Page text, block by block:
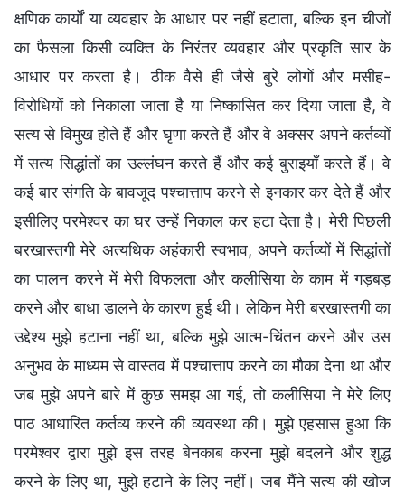
क्षणिक कार्यों या व्यवहार के आधार पर नहीं हटाता, बल्कि इन चीजों
का फैसला किसी व्यक्ति के निरंतर व्यवहार और प्रकृति सार के
आधार पर करता है। ठीक वैसे ही जैसे बुरे लोगों और मसीह-
विरोधियों को निकाला जाता है या निष्कासित कर दिया जाता है, वे
सत्य से विमुख होते हैं और घृणा करते हैं और वे अक्सर अपने कर्तव्यों
में सत्य सिद्धांतों का उल्लंघन करते हैं और कई बुराइयाँ करते हैं। वे
कई बार संगति के बावजूद पश्चात्ताप करने से इनकार कर देते हैं और
इसीलिए परमेश्वर का घर उन्हें निकाल कर हटा देता है। मेरी पिछली
बरखास्तगी मेरे अत्यधिक अहंकारी स्वभाव, अपने कर्तव्यों में सिद्धांतों
का पालन करने में मेरी विफलता और कलीसिया के काम में गड़बड़
करने और बाधा डालने के कारण हुई थी। लेकिन मेरी बरखास्तगी का
उद्देश्य मुझे हटाना नहीं था, बल्कि मुझे आत्म-चिंतन करने और उस
अनुभव के माध्यम से वास्तव में पश्चात्ताप करने का मौका देना था और
जब मुझे अपने बारे में कुछ समझ आ गई, तो कलीसिया ने मेरे लिए
पाठ आधारित कर्तव्य करने की व्यवस्था की। मुझे एहसास हुआ कि
परमेश्वर द्वारा मुझे इस तरह बेनकाब करना मुझे बदलने और शुद्ध
करने के लिए था, मुझे हटाने के लिए नहीं। जब मैंने सत्य की खोज